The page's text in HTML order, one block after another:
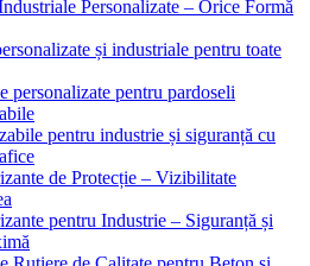
Personalizate – Orice Formă
și industriale pentru toate
personalizate pentru pardoseli
pentru industrie și siguranță cu
de Protecție – Vizibilitate
pentru Industrie – Siguranță și